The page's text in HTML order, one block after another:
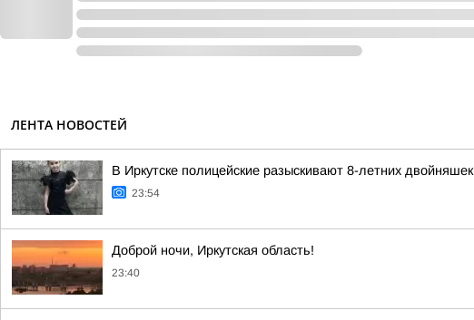
ЛЕНТА НОВОСТЕЙ
В Иркутске полицейские разыскивают 8-летних двойняшек
23:54
Доброй ночи, Иркутская область!
23:40